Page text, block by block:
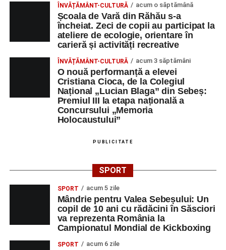
(Race Office) pentru competiția„Cicloaventurier de
Râpa Roșie
Orele 17.00–20.00
– Antrenamente libere pe traseul de
Centrul Cultural „Lucian Blaga”
Sebeș – Sala de spectacole
– Proiecție cinematografică:
Gabi Virginia Șarga și Cătălin Rotaru, producător Gabi
DUMINICĂ, 23 AUGUST 2026
Râpa Roșie
„Cicloaventurier de Sebeș”
ÎNVĂȚĂMÂNT-CULTURĂ acum o săptămână
Școala de Vară din Răhău s-a
încheiat. Zeci de copii au participat la
ateliere de ecologie, orientare în
carieră și activități recreative
ÎNVĂȚĂMÂNT-CULTURĂ acum 3 săptămâni
O nouă performanță a elevei
Cristiana Cioca, de la Colegiul
Național „Lucian Blaga” din Sebeș:
Premiul III la etapa națională a
Concursului „Memoria
Holocaustului”
PUBLICITATE
SPORT
SPORT acum 5 zile
Mândrie pentru Valea Sebeșului: Un
copil de 10 ani cu rădăcini în Săsciori
va reprezenta România la
Campionatul Mondial de Kickboxing
SPORT acum 6 zile